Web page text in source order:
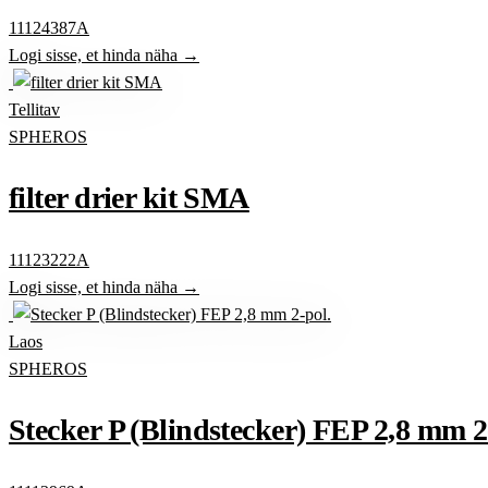
11124387A
Logi sisse, et hinda näha →
Tellitav
SPHEROS
filter drier kit SMA
11123222A
Logi sisse, et hinda näha →
Laos
SPHEROS
Stecker P (Blindstecker) FEP 2,8 mm